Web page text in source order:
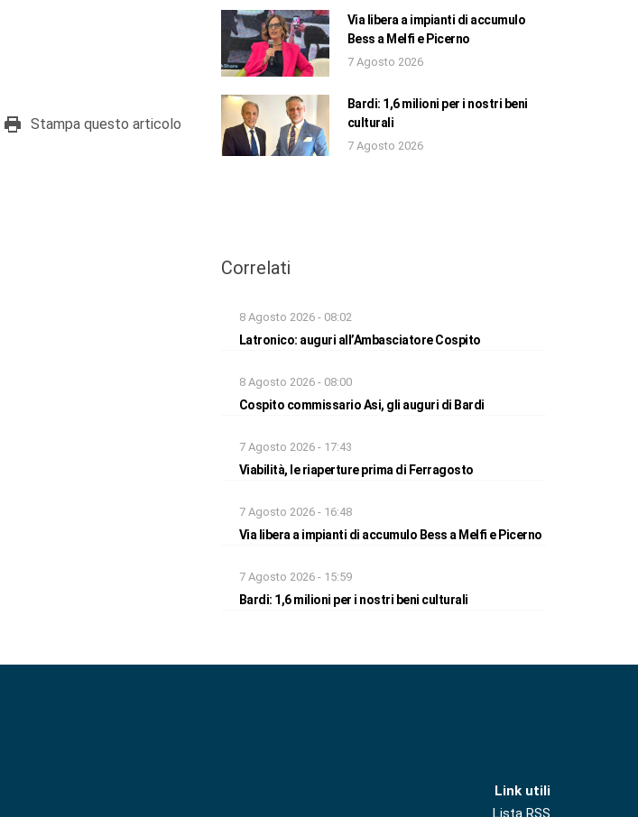
Stampa questo articolo
Via libera a impianti di accumulo
Bess a Melfi e Picerno
7 Agosto 2026
Bardi: 1,6 milioni per i nostri beni
culturali
7 Agosto 2026
Correlati
8 Agosto 2026 - 08:02
Latronico: auguri all’Ambasciatore Cospito
8 Agosto 2026 - 08:00
Cospito commissario Asi, gli auguri di Bardi
7 Agosto 2026 - 17:43
Viabilità, le riaperture prima di Ferragosto
7 Agosto 2026 - 16:48
Via libera a impianti di accumulo Bess a Melfi e Picerno
7 Agosto 2026 - 15:59
Bardi: 1,6 milioni per i nostri beni culturali
Link utili
Lista RSS